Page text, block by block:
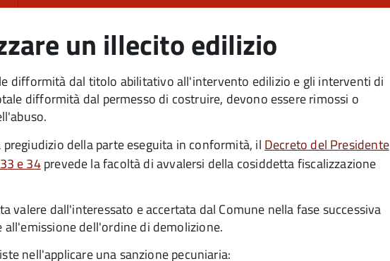
un illecito edilizio
difformità dal titolo abilitativo all'intervento edilizio e gli interventi di
difformità dal permesso di costruire, devono essere rimossi o
della parte eseguita in conformità, il Decreto del Presidente
e 34prevede la facoltà di avvalersi della cosiddetta fiscalizzazione
valere dall'interessato e accertata dal Comune nella fase successiva
dell'ordine di demolizione.
nell'applicare una sanzione pecuniaria: